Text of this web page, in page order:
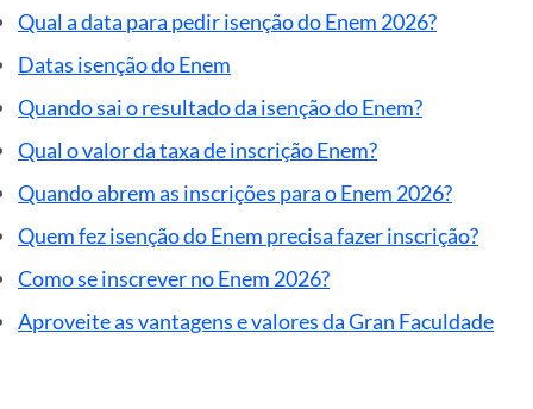
Qual a data para pedir isenção do Enem 2026?
Datas isenção do Enem
Quando sai o resultado da isenção do Enem?
Qual o valor da taxa de inscrição Enem?
Quando abrem as inscrições para o Enem 2026?
Quem fez isenção do Enem precisa fazer inscrição?
Como se inscrever no Enem 2026?
Aproveite as vantagens e valores da Gran Faculdade